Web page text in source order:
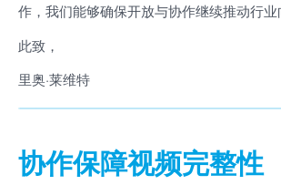
作，我们能够确保开放与协作继续推动行业
此致，
里奥·莱维特
协作保障视频完整性